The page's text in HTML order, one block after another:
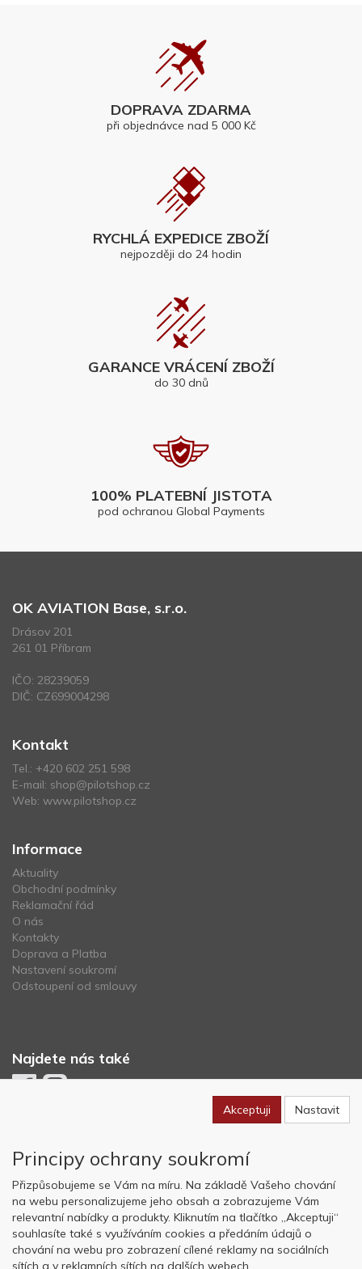
DOPRAVA ZDARMA
při objednávce nad 5 000 Kč
RYCHLÁ EXPEDICE ZBOŽÍ
nejpozději do 24 hodin
GARANCE VRÁCENÍ ZBOŽÍ
do 30 dnů
100% PLATEBNÍ JISTOTA
pod ochranou Global Payments
OK AVIATION Base, s.r.o.
Drásov 201
261 01 Příbram
IČO: 28239059
DIČ: CZ699004298
Kontakt
Tel.: +420 602 251 598
E-mail: shop@pilotshop.cz
Web: www.pilotshop.cz
Informace
Aktuality
Obchodní podmínky
Reklamační řád
O nás
Kontakty
Doprava a Platba
Nastavení soukromí
Odstoupení od smlouvy
Najdete nás také
Copyright © OK AVIATION Base, s.r.o. 2022, powered byABRA E-
shop
Akceptuji Nastavit
Principy ochrany soukromí
Přizpůsobujeme se Vám na míru. Na základě Vašeho chování
na webu personalizujeme jeho obsah a zobrazujeme Vám
relevantní nabídky a produkty. Kliknutím na tlačítko „Akceptuji“
souhlasíte také s využíváním cookies a předáním údajů o
chování na webu pro zobrazení cílené reklamy na sociálních
sítích a v reklamních sítích na dalších webech.